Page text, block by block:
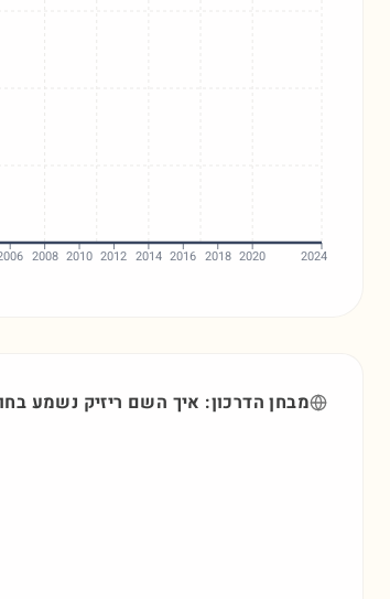
2008 2010 2012 2014 2016 2018 2020 2024
מבחן הדרכון: איך השם ריזיק נשמע